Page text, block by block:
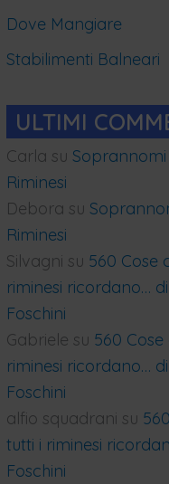
Dove Mangiare
Stabilimenti Balneari
ULTIMI
Carla su
Riminesi
Debora su
Riminesi
Silvagni su 560 Cose
riminesi ricordano…
Foschini
Gabriele su 560
riminesi ricordano…
Foschini
alfio squadrani su
tutti i riminesi
Foschini